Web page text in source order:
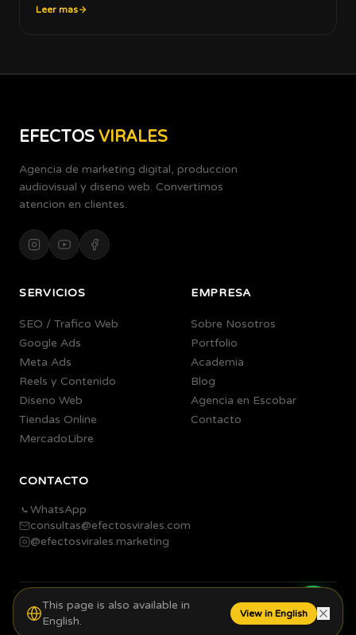
Leer mas
EFECTOS VIRALES
Agencia de marketing digital, produccion
audiovisual y diseno web. Convertimos
atencion en clientes.
SERVICIOS
SEO / Trafico Web
Google Ads
Meta Ads
Reels y Contenido
Diseno Web
Tiendas Online
MercadoLibre
EMPRESA
Sobre Nosotros
Portfolio
Academia
Blog
Agencia en Escobar
Contacto
CONTACTO
WhatsApp
consultas@efectosvirales.com
@efectosvirales.marketing
©2026Efectos Virales.Todos los derechos reservados.
Agencia de Marketing Digital en Escobar, Buenos Aires
This page is also available in
English.
View in English